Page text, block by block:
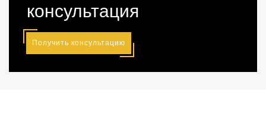
консультация
Получить консультацию